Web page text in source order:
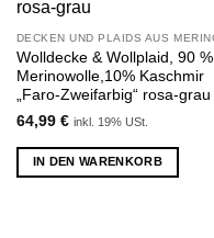
Wolldecke & Wollplaid, 90 %
Merinowolle,10% Kaschmir
„Faro-Zweifarbig“ rosa-grau
64,99 € inkl. 19% USt.
IN DEN WARENKORB